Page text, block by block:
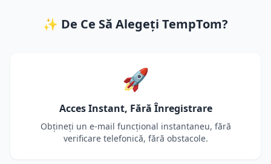
✨ De Ce Să Alegeți TempTom?
🚀
Acces Instant, Fără Înregistrare
Obțineți un e-mail funcțional instantaneu, fără
verificare telefonică, fără obstacole.